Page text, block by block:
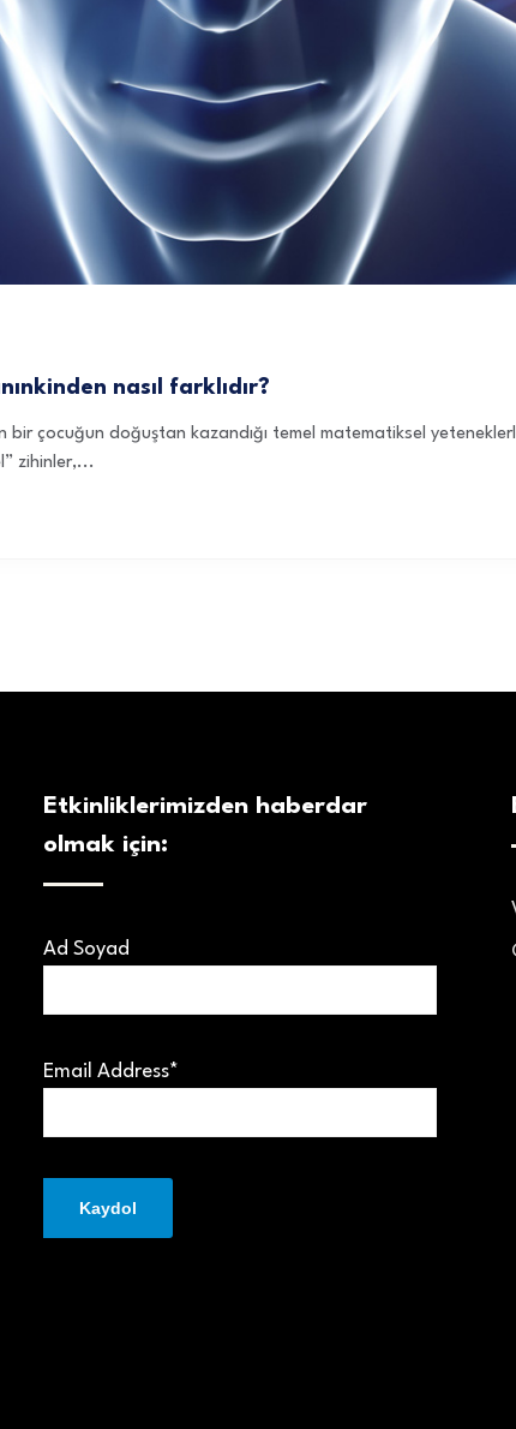
nasıl farklıdır?
bir çocuğun doğuştan kazandığı temel matematiksel
zihinler,...
Etkinliklerimizden haberdar
olmak için:
Ad Soyad
Email Address*